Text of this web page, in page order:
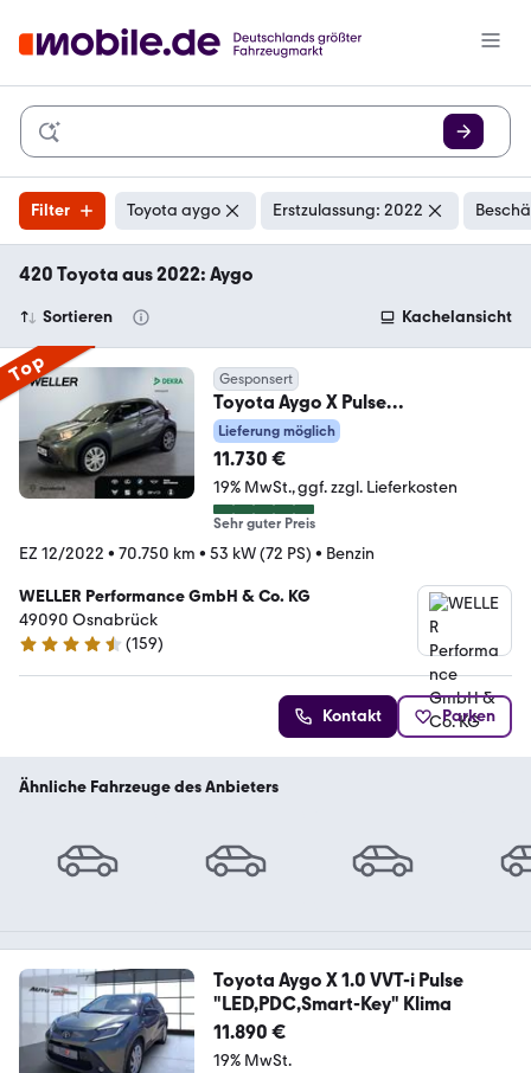
Filter Toyota aygo Erstzulassung: 2022
420 Toyota aus 2022: Aygo
Sortieren Kachelansicht
Top Gesponsert
Toyota Aygo X Pulse
*ACC*CarPlay*SHZ*Kamera*DAB
*Bi-Tone
Lieferung möglich
11.730 €
19% MwSt. ggf. zzgl. Lieferkosten
Sehr guter Preis
EZ 12/2022 • 70.750 km • 53 kW (72 PS) • Benzin
WELLER Performance GmbH & Co. KG
49090 Osnabrück
4.5 Sterne
(159)
Kontakt Parken
Ähnliche Fahrzeuge des Anbieters
Toyota Aygo X 1.0 VVT-i Pulse
"LED,PDC,Smart-Key" Klima
11.890 €
19% MwSt.